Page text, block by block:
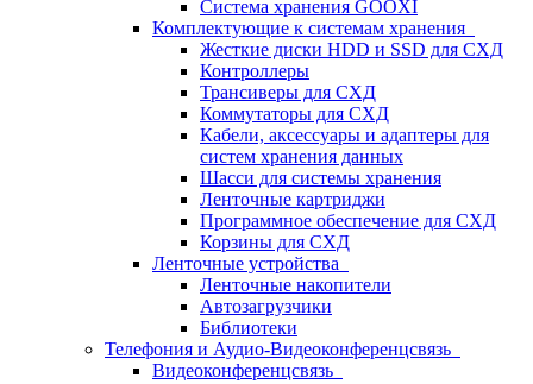
Система хранения GOOXI
Комплектующие к системам хранения
Жесткие диски HDD и SSD для СХД
Контроллеры
Трансиверы для СХД
Коммутаторы для СХД
Кабели, аксессуары и адаптеры для
систем хранения данных
Шасси для системы хранения
Ленточные картриджи
Программное обеспечение для СХД
Корзины для СХД
Ленточные устройства
Ленточные накопители
Автозагрузчики
Библиотеки
Телефония и Аудио-Видеоконференцсвязь
Видеоконференцсвязь